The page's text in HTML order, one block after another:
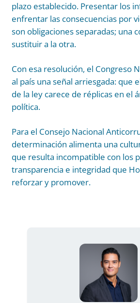
plazo establecido. Presentar los
enfrentar las consecuencias por
son obligaciones separadas; una
sustituir a la otra.
Con esa resolución, el Congreso
al país una señal arriesgada: que
de la ley carece de réplicas en el
política.
Para el Consejo Nacional
determinación alimenta una
que resulta incompatible con los
transparencia e integridad que
reforzar y promover.